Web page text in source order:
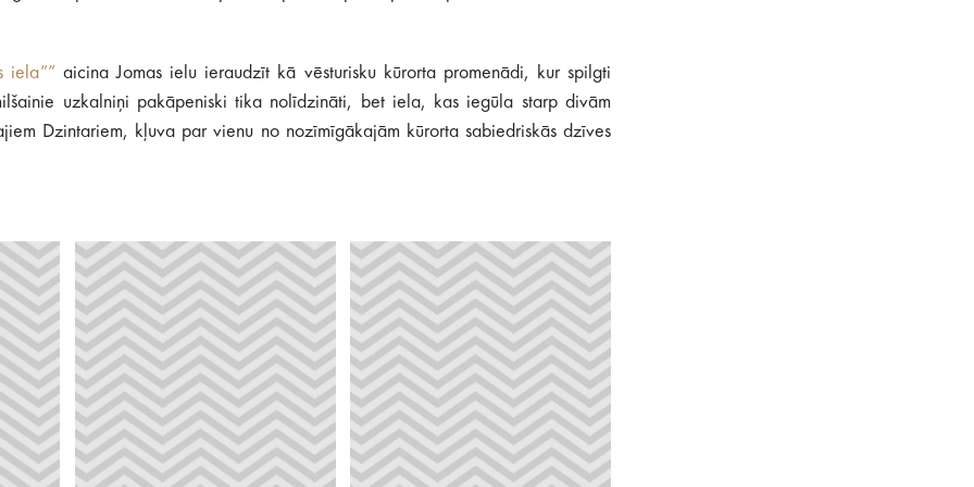
iela”” aicina Jomas ielu ieraudzīt kā vēsturisku kūrorta promenādi, kur spilgti
uzkalniņi pakāpeniski tika nolīdzināti, bet iela, kas iegūla starp divām
Dzintariem, kļuva par vienu no nozīmīgākajām kūrorta sabiedriskās dzīves